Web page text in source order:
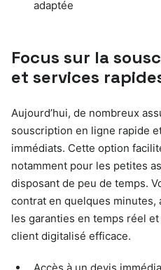
adaptée
Focus sur la
et services
Aujourd’hui, de nombreux
souscription en ligne rapide
immédiats. Cette option
notamment pour les petites
disposant de peu de temps.
contrat en quelques minutes,
les garanties en temps réel
client digitalisé efficace.